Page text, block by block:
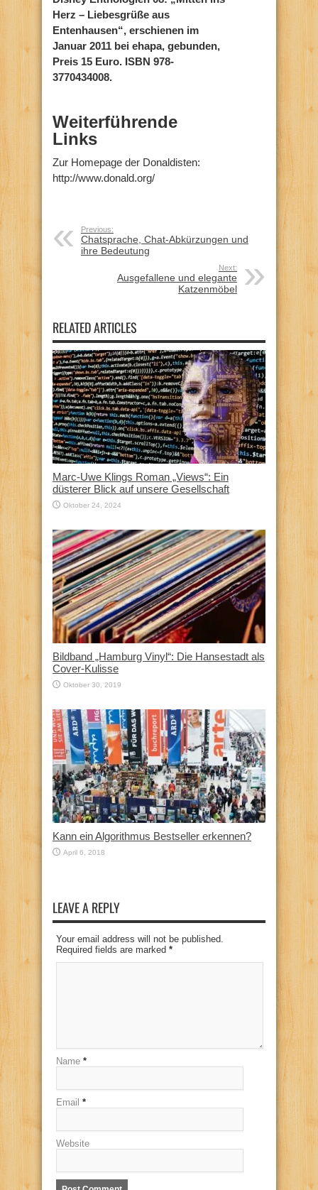
Herz – Liebesgrüße aus
Entenhausen“, erschienen im
Januar 2011 bei ehapa, gebunden,
Preis 15 Euro. ISBN 978-
3770434008.
Weiterführende
Links
Zur Homepage der Donaldisten:
http://www.donald.org/
Previous:
Chatsprache, Chat-Abkürzungen und
ihre Bedeutung
Next:
Ausgefallene und elegante
Katzenmöbel
RELATED ARTICLES
Marc-Uwe Klings Roman „Views“: Ein
düsterer Blick auf unsere Gesellschaft
Oktober 24, 2024
Bildband „Hamburg Vinyl“: Die Hansestadt als
Cover-Kulisse
Oktober 30, 2019
Kann ein Algorithmus Bestseller erkennen?
April 6, 2018
LEAVE A REPLY
Your email address will not be published.
Required fields are marked *
Name *
Email *
Website